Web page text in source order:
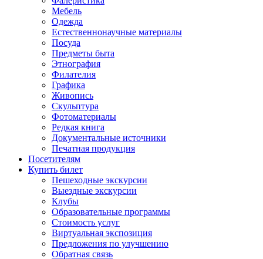
Мебель
Одежда
Естественнонаучные материалы
Посуда
Предметы быта
Этнография
Филателия
Графика
Живопись
Скульптура
Фотоматериалы
Редкая книга
Документальные источники
Печатная продукция
Посетителям
Купить билет
Пешеходные экскурсии
Выездные экскурсии
Клубы
Образовательные программы
Стоимость услуг
Виртуальная экспозиция
Предложения по улучшению
Обратная связь